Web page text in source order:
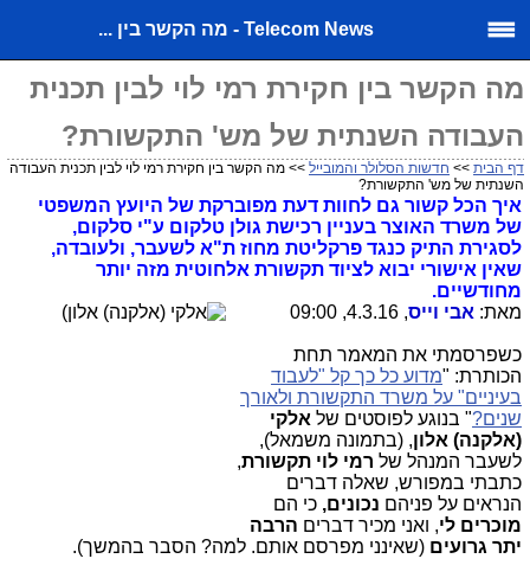
Telecom News - מה הקשר בין ...
מה הקשר בין חקירת רמי לוי לבין תכנית
העבודה השנתית של מש' התקשורת?
דף הבית >> חדשות הסלולר והמובייל >> מה הקשר בין חקירת רמי לוי לבין תכנית העבודה
השנתית של מש' התקשורת?
איך הכל קשור גם לחוות דעת מפוברקת של היועץ המשפטי
של משרד האוצר בעניין רכישת גולן טלקום ע"י סלקום,
לסגירת התיק כנגד פרקליטת מחוז ת"א לשעבר, ולעובדה,
שאין אישורי יבוא לציוד תקשורת אלחוטית מזה יותר
מחודשיים.
מאת: אבי וייס, 4.3.16, 09:00
כשפרסמתי את המאמר תחת
הכותרת: "מדוע כל כך קל "לעבוד
בעיניים" על משרד התקשורת ולאורך
שנים?" בנוגע לפוסטים של אלקי
(אלקנה) אלון, (בתמונה משמאל),
לשעבר המנהל של רמי לוי תקשורת,
כתבתי במפורש, שאלה דברים
הנראים על פניהם נכונים, כי הם
מוכרים לי, ואני מכיר דברים הרבה
יתר גרועים (שאינני מפרסם אותם. למה? הסבר בהמשך).